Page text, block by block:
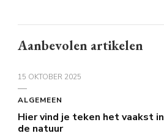
Aanbevolen artikelen
15 OKTOBER 2025
ALGEMEEN
Hier vind je teken het vaakst in
de natuur